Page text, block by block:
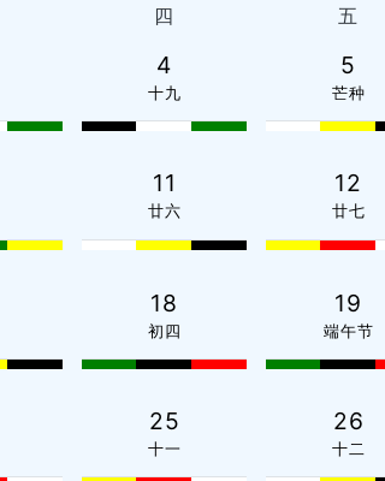
四 五
4
十九
5
芒种
11
廿六
12
廿七
18
初四
19
端午节
25
十一
26
十二